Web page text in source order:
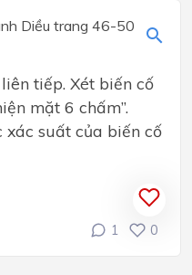
Diều trang 46-50
tiếp. Xét biến cố
mặt 6 chấm”.
xác suất của biến cố
1 0